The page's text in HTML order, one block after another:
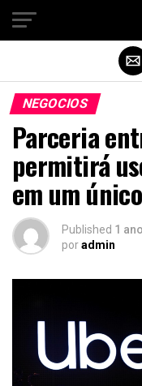
NEGOCIOS
Parceria
permitirá
em um
Published 1
poradmin